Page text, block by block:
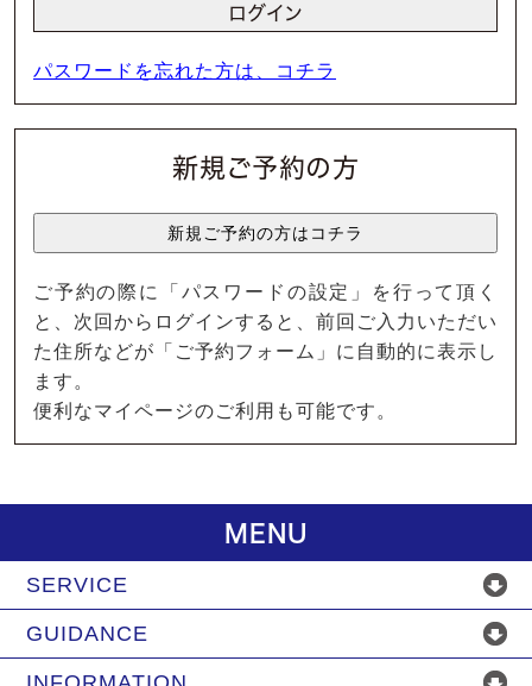
パスワードを忘れた方は、コチラ
新規ご予約の方
ご予約の際に「パスワードの設定」を行って頂く
と、次回からログインすると、前回ご入力いただい
た住所などが「ご予約フォーム」に自動的に表示し
ます。
便利なマイページのご利用も可能です。
MENU
SERVICE
GUIDANCE